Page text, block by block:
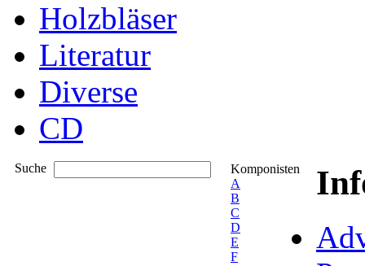
Holzbläser
Literatur
Diverse
CD
Suche
Komponisten
A
B
C
D
E
F